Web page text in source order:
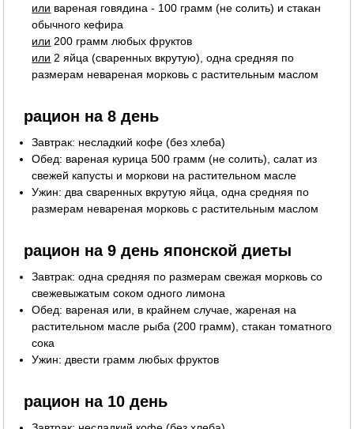
или вареная говядина - 100 грамм (не солить) и стакан
обычного кефира
или 200 грамм любых фруктов
или 2 яйца (сваренных вкрутую), одна средняя по
размерам невареная морковь с растительным маслом
рацион на 8 день
Завтрак: несладкий кофе (без хлеба)
Обед: вареная курица 500 грамм (не солить), салат из
свежей капусты и моркови на растительном масле
Ужин: два сваренных вкрутую яйца, одна средняя по
размерам невареная морковь с растительным маслом
рацион на 9 день японской диеты
Завтрак: одна средняя по размерам свежая морковь со
свежевыжатым соком одного лимона
Обед: вареная или, в крайнем случае, жареная на
растительном масле рыба (200 грамм), стакан томатного
сока
Ужин: двести грамм любых фруктов
рацион на 10 день